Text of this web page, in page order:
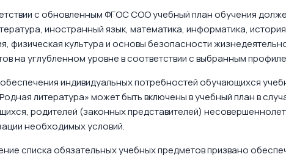
с обновленным ФГОС СОО учебный план обучения
иностранный язык, математика, информатика,
физическая культура и основы безопасности
на углубленном уровне в соответствии с выбранным
индивидуальных потребностей обучающихся
литература» может быть включены в учебный план в
родителей (законных представителей)
необходимых условий.
списка обязательных учебных предметов призвано